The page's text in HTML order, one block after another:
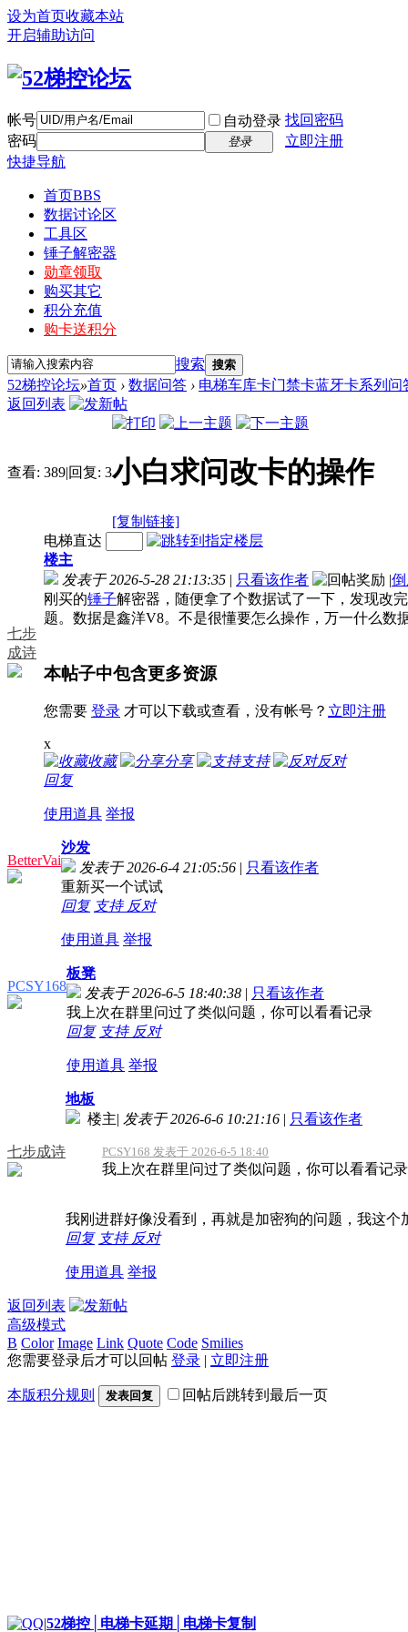
设为首页收藏本站
开启辅助访问
帐号 自动登录 找回密码
密码
登录
立即注册
快捷导航
首页BBS
数据讨论区
工具区
锤子解密器
勋章领取
购买其它
积分充值
购卡送积分
搜索 搜索
52梯控论坛»首页 › 数据问答 › 电梯车库卡门禁卡蓝牙卡系列问
返回列表
查看: 389|回复: 3小白求问改卡的操作
[复制链接]
七步
成诗
电梯直达
楼主
发表于 2026-5-28 21:13:35 | 只看该作者 |
刚买的锤子解密器，随便拿了个数据试了一下，发现改
题。数据是鑫洋V8。不是很懂要怎么操作，万一什么数
本帖子中包含更多资源
您需要 登录 才可以下载或查看，没有帐号？ 立即注册
x
收藏
分享 支持
反对
回复
使用道具 举报
BetterVai
沙发
发表于 2026-6-4 21:05:56 | 只看该作者
重新买一个试试
回复 支持 反对
使用道具 举报
PCSY168
板凳
发表于 2026-6-5 18:40:38 | 只看该作者
我上次在群里问过了类似问题，你可以看看记录
回复 支持 反对
使用道具 举报
七步成诗
地板
楼主| 发表于 2026-6-6 10:21:16 | 只看该作者
PCSY168 发表于 2026-6-5 18:40
我上次在群里问过了类似问题，你可以看看记录
我刚进群好像没看到，再就是加密狗的问题，我这
回复 支持 反对
使用道具 举报
返回列表
高级模式
B Color Image Link Quote Code Smilies
您需要登录后才可以回帖 登录 | 立即注册
本版积分规则 发表回复 回帖后跳转到最后一页
|52梯控│电梯卡延期│电梯卡复制